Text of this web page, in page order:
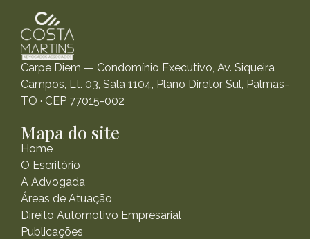
Carpe Diem — Condomínio Executivo, Av. Siqueira
Campos, Lt. 03, Sala 1104, Plano Diretor Sul, Palmas-
TO · CEP 77015-002
Mapa do site
Home
O Escritório
A Advogada
Áreas de Atuação
Direito Automotivo Empresarial
Publicações